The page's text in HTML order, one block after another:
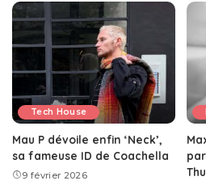
Tech House
Mau P dévoile enfin ‘Neck’,
sa fameuse ID de Coachella
9 février 2026